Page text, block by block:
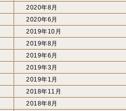
2020年8月
2020年6月
2019年10月
2019年8月
2019年6月
2019年3月
2019年1月
2018年11月
2018年8月